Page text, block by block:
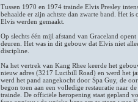
Tussen 1970 en 1974 trainde Elvis Presley
behaalde er zijn achtste dan zwarte band. Het
Elvis werden gemaakt.
Op slechts één mijl afstand van Graceland
deuren. Het was in dit gebouw dat Elvis niet
discipline.
Na het vertrek van Kang Rhee keerde het
nieuw adres (3217 Lucibill Road) en werd het
werd het pand aangekocht door Spa Guy, de
begon toen aan een volledige restauratie naar
trainde. De officiële heropening staat gepland